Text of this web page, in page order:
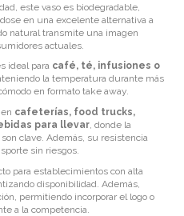
este vaso es biodegradable,
en una excelente alternativa a
natural transmite una imagen
actuales.
ideal para café, té, infusiones o
la temperatura durante más
en formato take away.
cafeterías, food trucks,
para llevar, donde la
clave. Además, su resistencia
sin riesgos.
para establecimientos con alta
disponibilidad. Además,
permitiendo incorporar el logo o
a la competencia.